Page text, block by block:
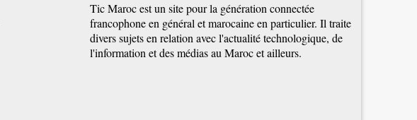
Tic Maroc est un site pour la génération connectée
francophone en général et marocaine en particulier. Il traite
divers sujets en relation avec l'actualité technologique, de
l'information et des médias au Maroc et ailleurs.